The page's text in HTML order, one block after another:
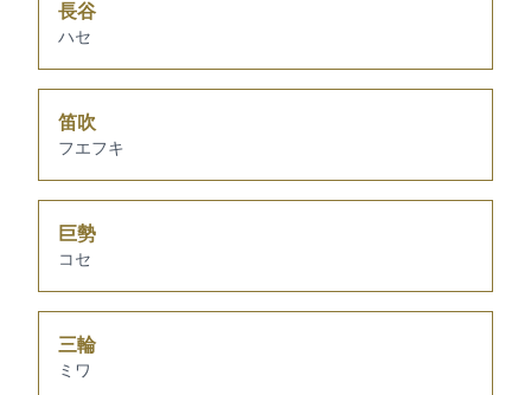
長谷
ハセ
笛吹
フエフキ
巨勢
コセ
三輪
ミワ